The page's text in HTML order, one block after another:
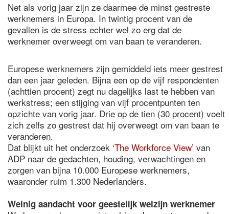
Net als vorig jaar zijn ze daarmee de minst gestreste
werknemers in Europa. In twintig procent van de
gevallen is de stress echter wel zo erg dat de
werknemer overweegt om van baan te veranderen.
Europese werknemers zijn gemiddeld iets meer gestrest
dan een jaar geleden. Bijna een op de vijf respondenten
(achttien procent) zegt nu dagelijks last te hebben van
werkstress; een stijging van vijf procentpunten ten
opzichte van vorig jaar. Drie op de tien (30 procent) voelt
zich zelfs zo gestrest dat hij overweegt om van baan te
veranderen.
Dat blijkt uit het onderzoek ‘The Workforce View’ van
ADP naar de gedachten, houding, verwachtingen en
zorgen van bijna 10.000 Europese werknemers,
waaronder ruim 1.300 Nederlanders.
Weinig aandacht voor geestelijk welzijn werknemer